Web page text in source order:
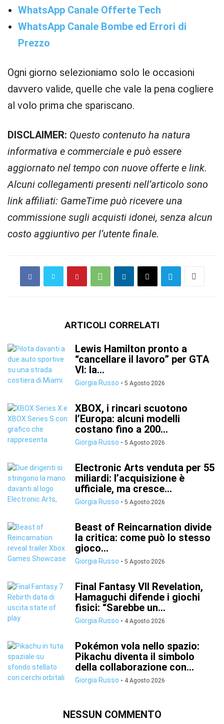
WhatsApp Canale Offerte Tech
WhatsApp Canale Bombe ed Errori di
Prezzo
Ogni giorno selezioniamo solo le occasioni
davvero valide, quelle che vale la pena cogliere
al volo prima che spariscano.
DISCLAIMER: Questo contenuto ha natura
informativa e commerciale e può essere
aggiornato nel tempo con nuove offerte e link.
Alcuni collegamenti presenti nell’articolo sono
link affiliati: GameTime può ricevere una
commissione sugli acquisti idonei, senza alcun
costo aggiuntivo per l’utente finale.
ARTICOLI CORRELATI
Lewis Hamilton pronto a
“cancellare il lavoro” per GTA
VI: la...
Giorgia Russo - 5 Agosto 2026
XBOX, i rincari scuotono
l’Europa: alcuni modelli
costano fino a 200...
Giorgia Russo - 5 Agosto 2026
Electronic Arts venduta per 55
miliardi: l’acquisizione è
ufficiale, ma cresce...
Giorgia Russo - 5 Agosto 2026
Beast of Reincarnation divide
la critica: come può lo stesso
gioco...
Giorgia Russo - 5 Agosto 2026
Final Fantasy VII Revelation,
Hamaguchi difende i giochi
fisici: “Sarebbe un...
Giorgia Russo - 4 Agosto 2026
Pokémon vola nello spazio:
Pikachu diventa il simbolo
della collaborazione con...
Giorgia Russo - 4 Agosto 2026
NESSUN COMMENTO